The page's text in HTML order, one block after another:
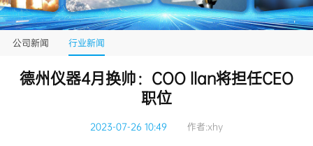
公司新闻 行业新闻
职位
2023-07-26 10:49 作者:xhy